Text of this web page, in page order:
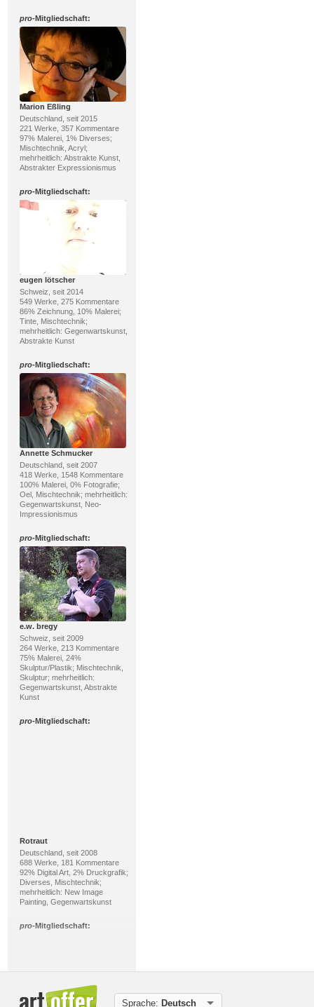
pro-Mitgliedschaft:
Marion Eßling
Deutschland, seit 2015
221 Werke, 357 Kommentare
97% Malerei, 1% Diverses;
Mischtechnik, Acryl;
mehrheitlich: Abstrakte Kunst,
Abstrakter Expressionismus
pro-Mitgliedschaft:
eugen lötscher
Schweiz, seit 2014
549 Werke, 275 Kommentare
86% Zeichnung, 10% Malerei;
Tinte, Mischtechnik;
mehrheitlich: Gegenwartskunst,
Abstrakte Kunst
pro-Mitgliedschaft:
Annette Schmucker
Deutschland, seit 2007
418 Werke, 1548 Kommentare
100% Malerei, 0% Fotografie;
Oel, Mischtechnik; mehrheitlich:
Gegenwartskunst, Neo-
Impressionismus
pro-Mitgliedschaft:
e.w. bregy
Schweiz, seit 2009
264 Werke, 213 Kommentare
75% Malerei, 24%
Skulptur/Plastik; Mischtechnik,
Skulptur; mehrheitlich:
Gegenwartskunst, Abstrakte
Kunst
pro-Mitgliedschaft:
Rotraut
Deutschland, seit 2008
688 Werke, 181 Kommentare
92% Digital Art, 2% Druckgrafik;
Diverses, Mischtechnik;
mehrheitlich: New Image
Painting, Gegenwartskunst
pro-Mitgliedschaft:
Sprache: Deutsch